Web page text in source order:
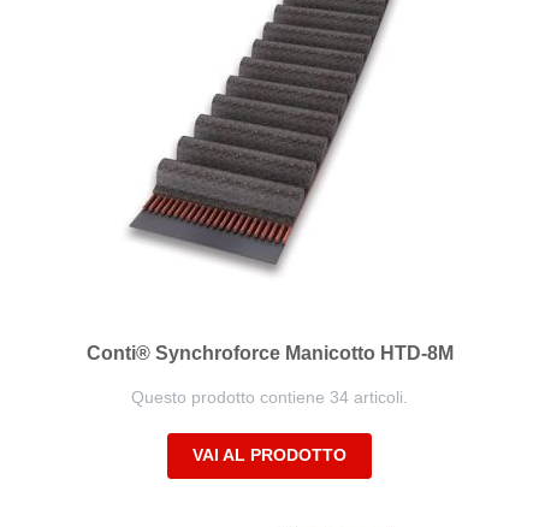
Conti® Synchroforce Manicotto HTD-8M
Questo prodotto contiene 34 articoli.
VAI AL PRODOTTO